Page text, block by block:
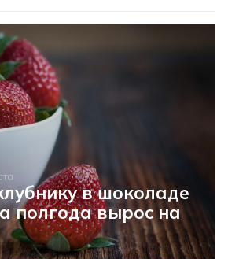
в шоколаде
полгода вырос на